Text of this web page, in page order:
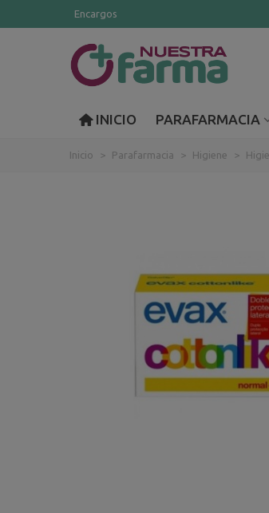
Encargos
INICIO PARAFARMACIA
Inicio > Parafarmacia > Higiene >